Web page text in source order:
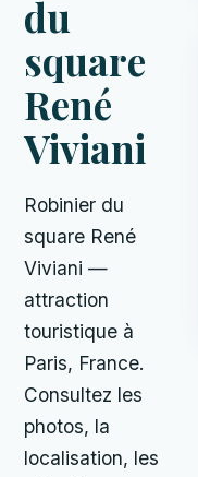
du
square
René
Viviani
Robinier du
square René
Viviani —
attraction
touristique à
Paris, France.
Consultez les
photos, la
localisation, les